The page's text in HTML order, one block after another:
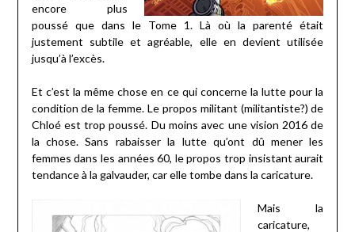
encore plus
poussé que dans le Tome 1. Là où la parenté était
justement subtile et agréable, elle en devient utilisée
jusqu’à l’excès.
Et c’est la même chose en ce qui concerne la lutte pour la
condition de la femme. Le propos militant (militantiste?) de
Chloé est trop poussé. Du moins avec une vision 2016 de
la chose. Sans rabaisser la lutte qu’ont dû mener les
femmes dans les années 60, le propos trop insistant aurait
tendance à la galvauder, car elle tombe dans la caricature.
Mais la
caricature,